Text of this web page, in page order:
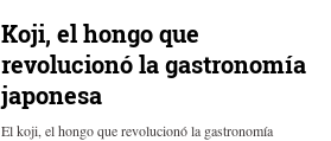
Koji, el hongo que
revolucionó la gastronomía
japonesa
El koji, el hongo que revolucionó la gastronomía